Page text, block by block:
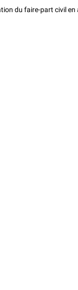
du faire-part civil